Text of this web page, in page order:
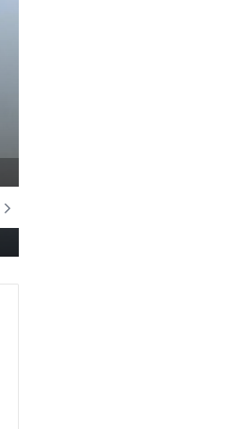
76,3%, ma
povertà”
Meta, TikTok, Snap e YouTube affrontano una nuova causa legale negli Stati Uniti